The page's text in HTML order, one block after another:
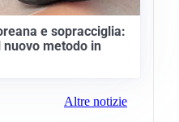
e sopracciglia:
metodo in
Altre notizie